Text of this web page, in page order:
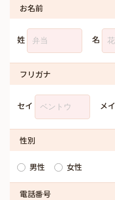
お名前
姓 名
フリガナ
セイ メイ
性別
男性 女性
電話番号